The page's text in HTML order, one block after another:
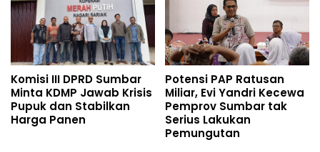
Komisi III DPRD Sumbar
Minta KDMP Jawab Krisis
Pupuk dan Stabilkan
Harga Panen
Potensi PAP Ratusan
Miliar, Evi Yandri Kecewa
Pemprov Sumbar tak
Serius Lakukan
Pemungutan